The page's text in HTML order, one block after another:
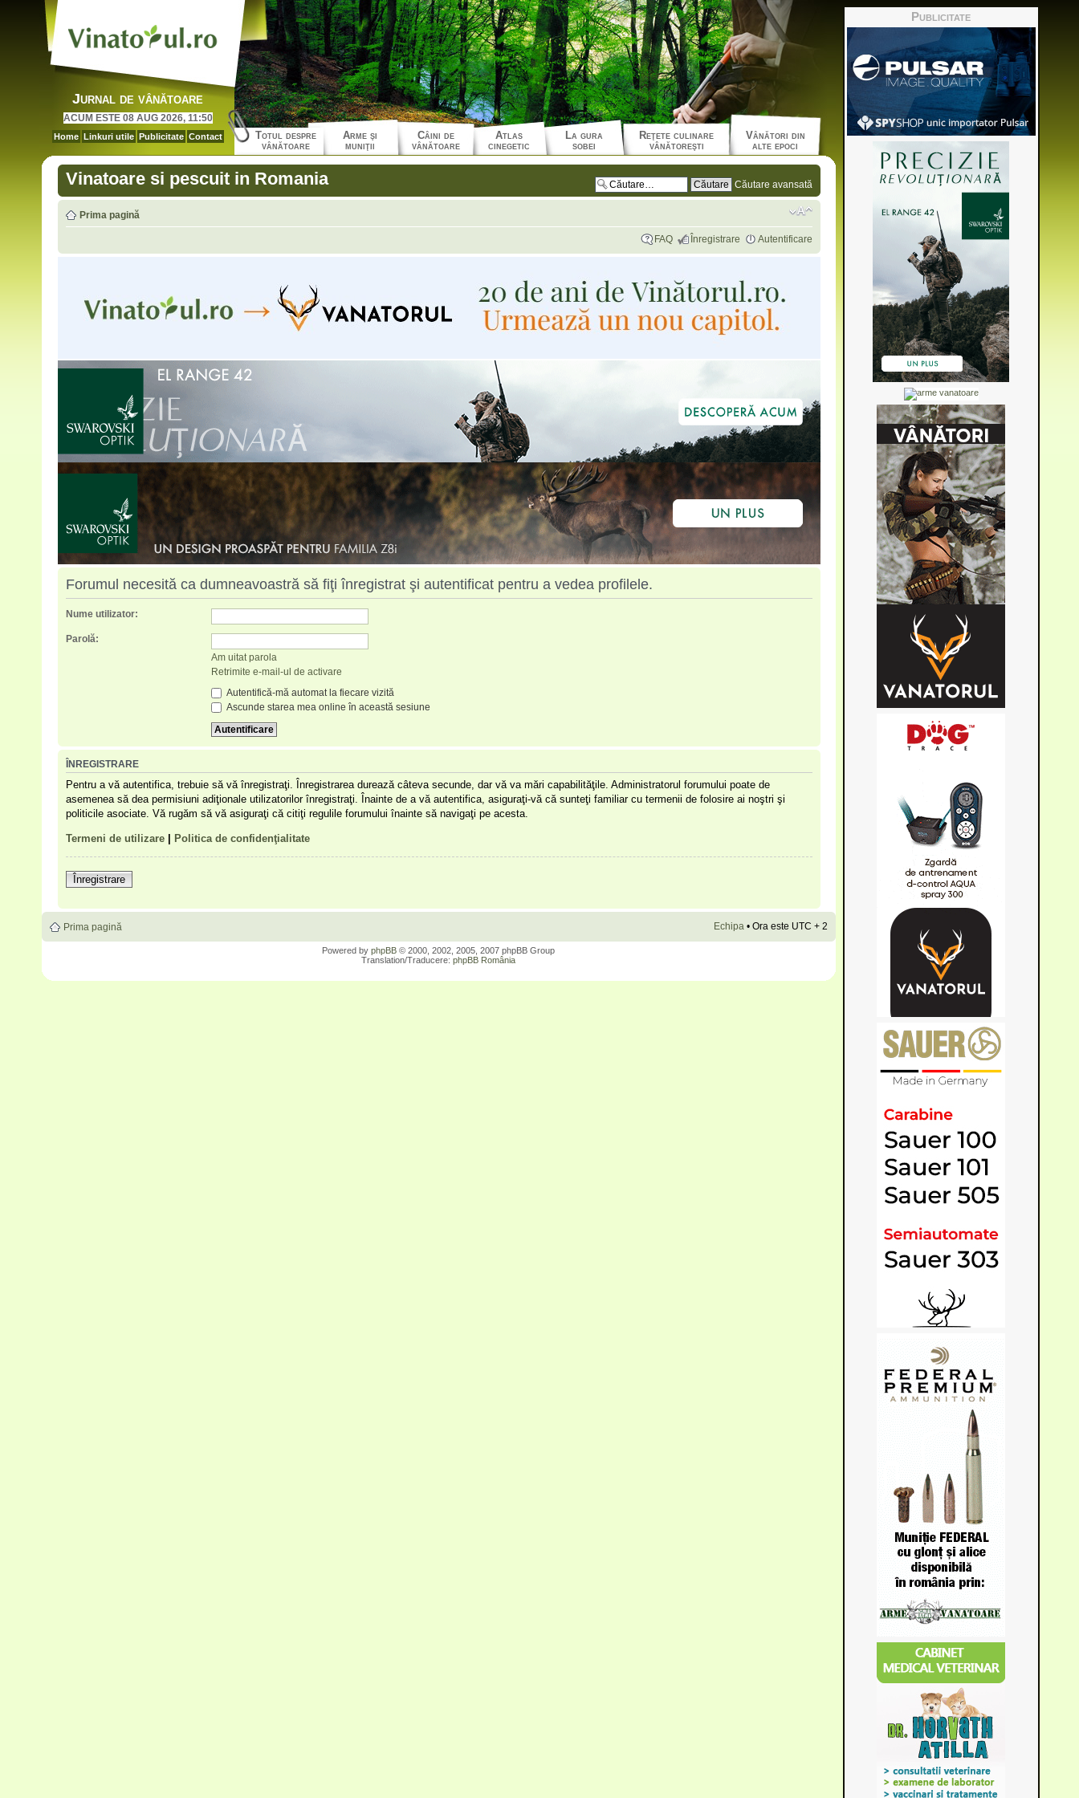
Jurnal de vânătoare
ACUM ESTE 08 AUG 2026, 11:50
Home Linkuri utile Publicitate Contact
Totul despre
vânătoare
Arme şi
muniţii
Câini de
vânătoare
Atlas
cinegetic
La gura
sobei
Reţete culinare
vânătoreşti
Vânători din
alte epoci
Vinatoare si pescuit in Romania Căutare avansată
Prima pagină
FAQ Înregistrare Autentificare
Forumul necesită ca dumneavoastră să fiţi înregistrat şi autentificat pentru a vedea profilele.
Nume utilizator:
Parolă:
Am uitat parola
Retrimite e-mail-ul de activare
Autentifică-mă automat la fiecare vizită
Ascunde starea mea online în această sesiune
ÎNREGISTRARE
Pentru a vă autentifica, trebuie să vă înregistraţi. Înregistrarea durează câteva secunde, dar vă va mări capabilităţile. Administratorul forumului poate de
asemenea să dea permisiuni adiţionale utilizatorilor înregistraţi. Înainte de a vă autentifica, asiguraţi-vă că sunteţi familiar cu termenii de folosire ai noştri şi
politicile asociate. Vă rugăm să vă asiguraţi că citiţi regulile forumului înainte să navigaţi pe acesta.
Termeni de utilizare| Politica de confidenţialitate
Înregistrare
Prima pagină Echipa• Ora este UTC + 2
Powered by phpBB © 2000, 2002, 2005, 2007 phpBB Group
Translation/Traducere: phpBB România
Publicitate